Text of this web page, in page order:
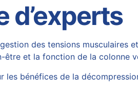
d’experts
des tensions musculaires
être et la fonction de la colonne
les bénéfices de la